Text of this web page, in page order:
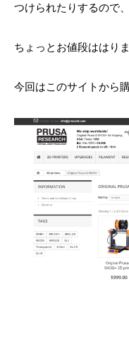
つけられたりするので、
ちょっとお値段ははり
今回はこのサイトから